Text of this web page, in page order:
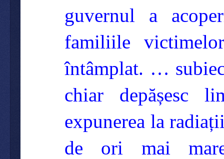
guvernul a
familiile
întâmplat. …
chiar depășesc
expunerea la
de ori mai mare